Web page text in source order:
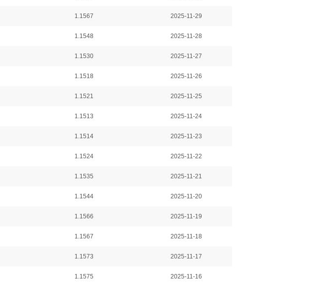
1.1567 2025-11-29
1.1548 2025-11-28
1.1530 2025-11-27
1.1518 2025-11-26
1.1521 2025-11-25
1.1513 2025-11-24
1.1514 2025-11-23
1.1524 2025-11-22
1.1535 2025-11-21
1.1544 2025-11-20
1.1566 2025-11-19
1.1567 2025-11-18
1.1573 2025-11-17
1.1575 2025-11-16